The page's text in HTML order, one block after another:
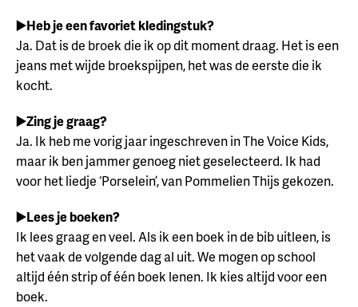
▶️Heb je een favoriet kledingstuk?
Ja. Dat is de broek die ik op dit moment draag. Het is een
jeans met wijde broekspijpen, het was de eerste die ik
kocht.
▶️Zing je graag?
Ja. Ik heb me vorig jaar ingeschreven in The Voice Kids,
maar ik ben jammer genoeg niet geselecteerd. Ik had
voor het liedje ‘Porselein’, van Pommelien Thijs gekozen.
▶️Lees je boeken?
Ik lees graag en veel. Als ik een boek in de bib uitleen, is
het vaak de volgende dag al uit. We mogen op school
altijd één strip of één boek lenen. Ik kies altijd voor een
boek.